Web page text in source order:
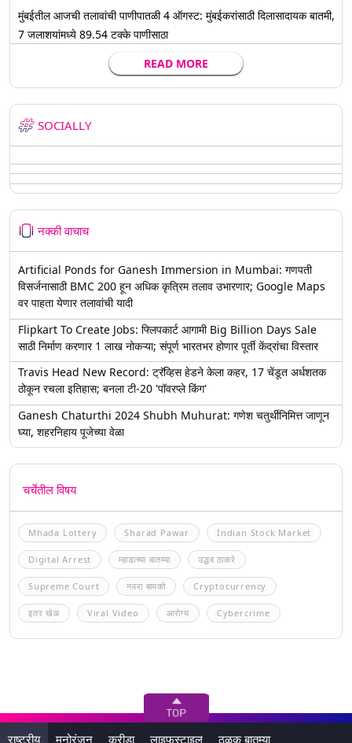
मुंबईतील आजची तलावांची पाणीपातळी 4 ऑगस्ट: मुंबईकरांसाठी दिलासादायक बातमी,
7 जलाशयांमध्ये 89.54 टक्के पाणीसाठा
READ MORE
SOCIALLY
नक्की वाचाच
Artificial Ponds for Ganesh Immersion in Mumbai: गणपती
विसर्जनासाठी BMC 200 हून अधिक कृत्रिम तलाव उभारणार; Google Maps
वर पाहता येणार तलावांची यादी
Flipkart To Create Jobs: फ्लिपकार्ट आगामी Big Billion Days Sale
साठी निर्माण करणार 1 लाख नोकऱ्या; संपूर्ण भारतभर होणार पूर्ती केंद्रांचा विस्तार
Travis Head New Record: ट्रॅव्हिस हेडने केला कहर, 17 चेंडूत अर्धशतक
ठोकून रचला इतिहास; बनला टी-20 'पॉवरप्ले किंग'
Ganesh Chaturthi 2024 Shubh Muhurat: गणेश चतुर्थीनिमित्त जाणून
घ्या, शहरनिहाय पूजेच्या वेळा
चर्चेतील विषय
Mhada Lottery Sharad Pawar Indian Stock Market
Digital Arrest म्हाडाच्या बातम्या उद्धव ठाकरे
Supreme Court नवरा बायको Cryptocurrency
इतर खेळ Viral Video आरोग्य Cybercrime
राष्ट्रीय मनोरंजन क्रीडा लाइफस्टाइल ठळक बातम्या